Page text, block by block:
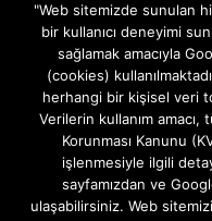
Gizlilik ve Çerezler (Cookies)
Hakkımızda
İletişim Kanalları
MODEM KURULUM
TEKNİK DESTEK
TELEVİZYON SİSTEMLERİ
"Web sitemizde sunulan
bir kullanıcı deneyimi
sağlamak amacıyla
(cookies)
herhangi bir kişisel veri
Verilerin kullanım amacı,
Korunması Kanunu
işlenmesiyle ilgili
sayfamızdan ve
ulaşabilirsiniz. Web